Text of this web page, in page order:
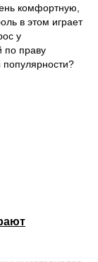
комфортную,
в этом играет
у
по праву
популярности?